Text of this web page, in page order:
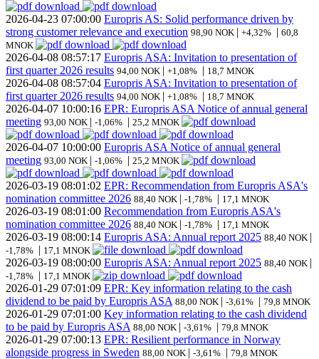
2026-04-23 07:00:00 Europris AS: Solid performance driven by
strong customer relevance and execution 98,90 NOK | +4,32% | 60,8
MNOK
2026-04-08 08:57:17 Europris ASA: Invitation to presentation of
first quarter 2026 results 94,00 NOK | +1,08% | 18,7 MNOK
2026-04-08 08:57:04 Europris ASA: Invitation to presentation of
first quarter 2026 results 94,00 NOK | +1,08% | 18,7 MNOK
2026-04-07 10:00:16 EPR: Europris ASA Notice of annual general
meeting 93,00 NOK | -1,06% | 25,2 MNOK
2026-04-07 10:00:00 Europris ASA Notice of annual general
meeting 93,00 NOK | -1,06% | 25,2 MNOK
2026-03-19 08:01:02 EPR: Recommendation from Europris ASA's
nomination committee 2026 88,40 NOK | -1,78% | 17,1 MNOK
2026-03-19 08:01:00 Recommendation from Europris ASA's
nomination committee 2026 88,40 NOK | -1,78% | 17,1 MNOK
2026-03-19 08:00:14 Europris ASA: Annual report 2025 88,40 NOK |
-1,78% | 17,1 MNOK
2026-03-19 08:00:00 Europris ASA: Annual report 2025 88,40 NOK |
-1,78% | 17,1 MNOK
2026-01-29 07:01:09 EPR: Key information relating to the cash
dividend to be paid by Europris ASA 88,00 NOK | -3,61% | 79,8 MNOK
2026-01-29 07:01:00 Key information relating to the cash dividend
to be paid by Europris ASA 88,00 NOK | -3,61% | 79,8 MNOK
2026-01-29 07:00:13 EPR: Resilient performance in Norway
alongside progress in Sweden 88,00 NOK | -3,61% | 79,8 MNOK